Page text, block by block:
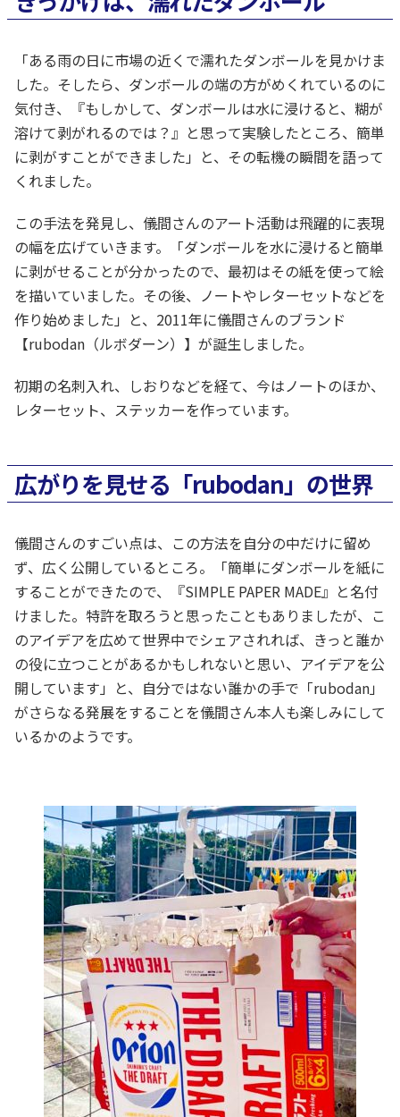
「ある雨の日に市場の近くで濡れたダンボールを見かけま
した。そしたら、ダンボールの端の方がめくれているのに
気付き、『もしかして、ダンボールは水に浸けると、糊が
溶けて剥がれるのでは？』と思って実験したところ、簡単
に剥がすことができました」と、その転機の瞬間を語って
くれました。
この手法を発見し、儀間さんのアート活動は飛躍的に表現
の幅を広げていきます。「ダンボールを水に浸けると簡単
に剥がせることが分かったので、最初はその紙を使って絵
を描いていました。その後、ノートやレターセットなどを
作り始めました」と、2011年に儀間さんのブランド
【rubodan（ルボダーン）】が誕生しました。
初期の名刺入れ、しおりなどを経て、今はノートのほか、
レターセット、ステッカーを作っています。
広がりを見せる「rubodan」の世界
儀間さんのすごい点は、この方法を自分の中だけに留め
ず、広く公開しているところ。「簡単にダンボールを紙に
することができたので、『SIMPLE PAPER MADE』と名付
けました。特許を取ろうと思ったこともありましたが、こ
のアイデアを広めて世界中でシェアされれば、きっと誰か
の役に立つことがあるかもしれないと思い、アイデアを公
開しています」と、自分ではない誰かの手で「rubodan」
がさらなる発展をすることを儀間さん本人も楽しみにして
いるかのようです。